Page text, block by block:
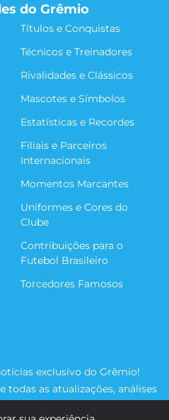
do Grêmio
Títulos e Conquistas
Técnicos e Treinadores
Rivalidades e Clássicos
Mascotes e Símbolos
Estatísticas e Recordes
Filiais e Parceiros
Internacionais
Momentos Marcantes
Uniformes e Cores do
Clube
Contribuições para o
Futebol Brasileiro
Torcedores Famosos
exclusivo do Grêmio!
todas as atualizações, análises